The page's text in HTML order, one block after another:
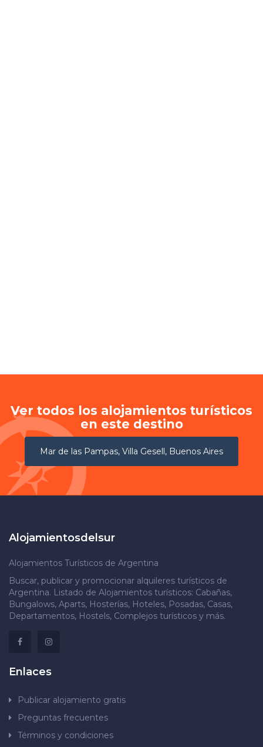
Ver todos los alojamientos turísticos
en este destino
Mar de las Pampas, Villa Gesell, Buenos Aires
Alojamientosdelsur
Alojamientos Turísticos de Argentina
Buscar, publicar y promocionar alquileres turísticos de
Argentina. Listado de Alojamientos turísticos: Cabañas,
Bungalows, Aparts, Hosterías, Hoteles, Posadas, Casas,
Departamentos, Hostels, Complejos turísticos y más.
Enlaces
Publicar alojamiento gratis
Preguntas frecuentes
Términos y condiciones